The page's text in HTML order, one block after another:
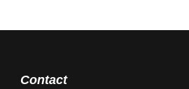
Contact